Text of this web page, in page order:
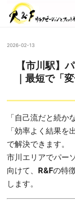
2026-02-13
【市川駅】
｜最短で「
「自己流だと続か
「効率よく結果
で解決できます。
市川エリアでパー
向けて、 R&Fの特
します。